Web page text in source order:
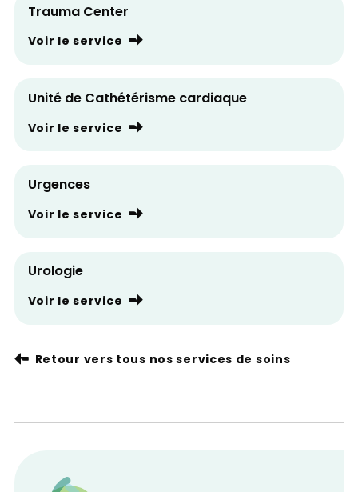
Trauma Center
Voir le service
Unité de Cathétérisme cardiaque
Voir le service
Urgences
Voir le service
Urologie
Voir le service
Retour vers tous nos services de soins